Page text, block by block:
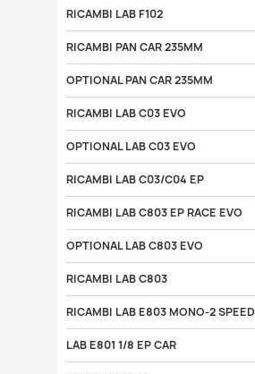
RICAMBI LAB F102
RICAMBI PAN CAR 235MM
OPTIONAL PAN CAR 235MM
RICAMBI LAB C03 EVO
OPTIONAL LAB C03 EVO
RICAMBI LAB C03/C04 EP
RICAMBI LAB C803 EP RACE EVO
OPTIONAL LAB C803 EVO
RICAMBI LAB C803
RICAMBI LAB E803 MONO-2 SPEED
LAB E801 1/8 EP CAR